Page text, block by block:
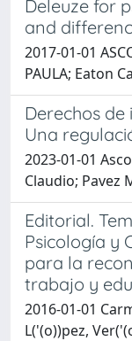
Deleuze for
and
2017-01-01
PAULA; Eaton
Derechos de
Una
2023-01-01
Claudio; Pavez
Editorial.
Psicología y
para la
trabajo y
2016-01-01
L('(o))pez,